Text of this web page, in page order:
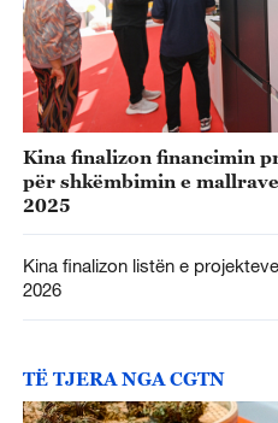
Kina finalizon financimin
për shkëmbimin e
2025
Kina finalizon listën e
2026
TË TJERA NGA CGTN